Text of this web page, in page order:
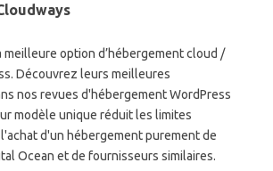
meilleure option d’hébergement cloud /
Découvrez leurs meilleures
nos revues d'hébergement WordPress
modèle unique réduit les limites
d'un hébergement purement de
Ocean et de fournisseurs similaires.